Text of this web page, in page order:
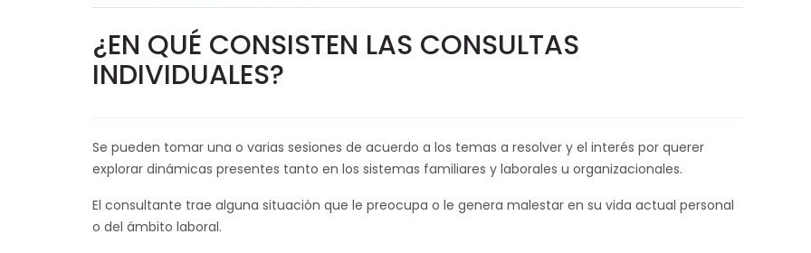
¿EN QUÉ CONSISTEN LAS CONSULTAS
INDIVIDUALES?
Se pueden tomar una o varias sesiones de acuerdo a los temas a resolver y el interés por querer
explorar dinámicas presentes tanto en los sistemas familiares y laborales u organizacionales.
El consultante trae alguna situación que le preocupa o le genera malestar en su vida actual personal
o del ámbito laboral.